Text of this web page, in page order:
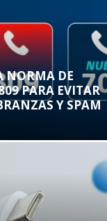
NORMA DE
PARA EVITAR
Y SPAM